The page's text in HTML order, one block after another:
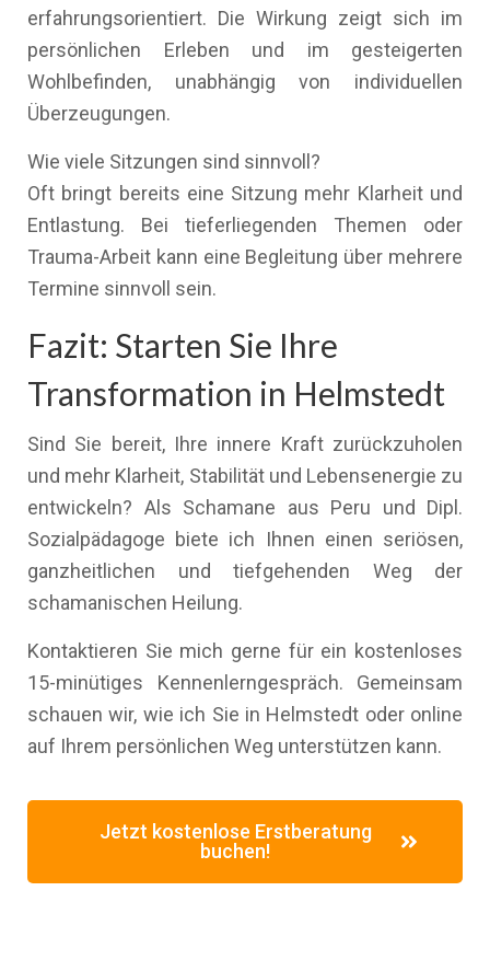
erfahrungsorientiert. Die Wirkung zeigt sich im
persönlichen Erleben und im gesteigerten
Wohlbefinden, unabhängig von individuellen
Überzeugungen.
Wie viele Sitzungen sind sinnvoll?
Oft bringt bereits eine Sitzung mehr Klarheit und
Entlastung. Bei tieferliegenden Themen oder
Trauma-Arbeit kann eine Begleitung über mehrere
Termine sinnvoll sein.
Fazit: Starten Sie Ihre
Transformation in Helmstedt
Sind Sie bereit, Ihre innere Kraft zurückzuholen
und mehr Klarheit, Stabilität und Lebensenergie zu
entwickeln? Als Schamane aus Peru und Dipl.
Sozialpädagoge biete ich Ihnen einen seriösen,
ganzheitlichen und tiefgehenden Weg der
schamanischen Heilung.
Kontaktieren Sie mich gerne für ein kostenloses
15-minütiges Kennenlerngespräch. Gemeinsam
schauen wir, wie ich Sie in Helmstedt oder online
auf Ihrem persönlichen Weg unterstützen kann.
Jetzt kostenlose Erstberatung
buchen!